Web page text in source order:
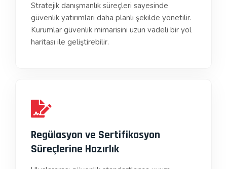
Stratejik danışmanlık süreçleri sayesinde
güvenlik yatırımları daha planlı şekilde yönetilir.
Kurumlar güvenlik mimarisini uzun vadeli bir yol
haritası ile geliştirebilir.
Regülasyon ve Sertifikasyon
Süreçlerine Hazırlık